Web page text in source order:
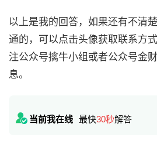
以上是我的回答，如果还有不清
通的，可以点击头像获取联系方
注公众号擒牛小组或者公众号金
息。
当前我在线 最快30秒解答